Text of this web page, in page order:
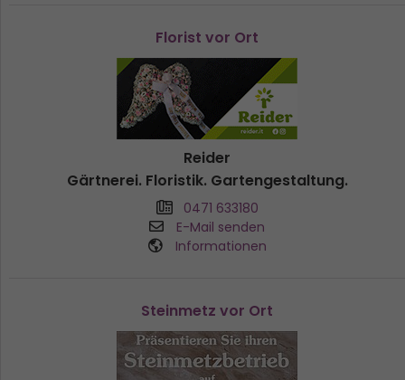
Florist vor Ort
Reider
Gärtnerei. Floristik. Gartengestaltung.
0471 633180
E-Mail senden
Informationen
Steinmetz vor Ort